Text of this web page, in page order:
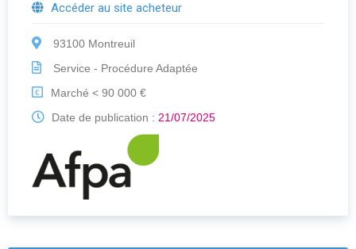
Accéder au site acheteur
93100 Montreuil
Service - Procédure Adaptée
€
Marché < 90 000 €
Date de publication : 21/07/2025